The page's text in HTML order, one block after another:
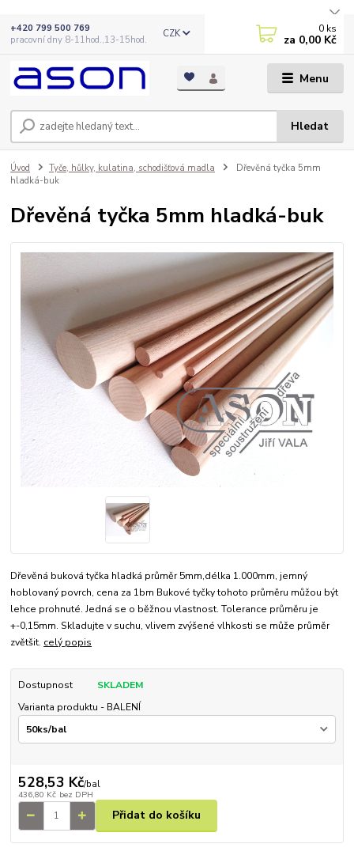
Menu
CZK
Hledat
+420 799 500 769
pracovní dny 8-11hod.,13-15hod.
0 ks
za 0,00 Kč
Úvod Tyče, hůlky, kulatina, schodišťová madla
Dřevěná tyčka 5mm
hladká-buk
Dřevěná tyčka 5mm hladká-buk
Dřevěná buková tyčka hladká průměr 5mm,délka 1.000mm, jemný
hoblovaný povrch, cena za 1bm Bukové tyčky tohoto průměru můžou být
lehce prohnuté. Jedná se o běžnou vlastnost. Tolerance průměru je
+-0,15mm. Skladujte v suchu, vlivem zvýšené vlhkosti se může průměr
zvětšit. celý popis
Dostupnost
SKLADEM
Varianta produktu - BALENÍ
528,53 Kč/bal
436,80 Kč bez DPH
Přidat do košíku